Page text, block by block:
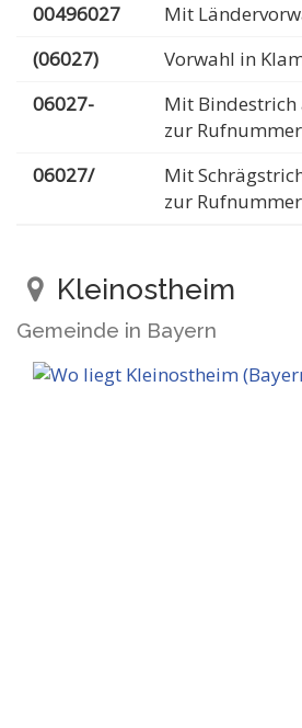
00496027
Mit
(06027)
Vorwahl in
06027-
Mit Bindestrich
zur Rufnummer
06027/
Mit
zur Rufnummer
Kleinostheim
Gemeinde in Bayern